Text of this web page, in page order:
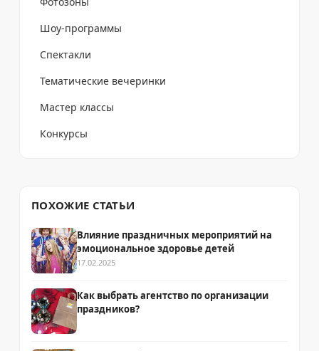
Шоу-программы
Спектакли
Тематические вечеринки
Мастер классы
Конкурсы
ПОХОЖИЕ СТАТЬИ
Влияние праздничных мероприятий на
эмоциональное здоровье детей
17.02.2025
Как выбрать агентство по организации
праздников?